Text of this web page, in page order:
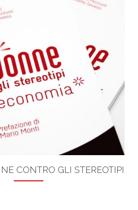
CONTRO GLI STEREOTIPI